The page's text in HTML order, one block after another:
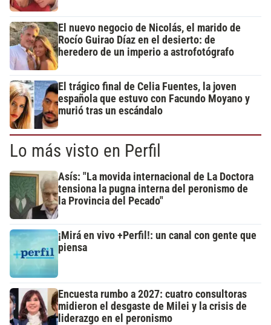
El nuevo negocio de Nicolás, el marido de
Rocío Guirao Díaz en el desierto: de
heredero de un imperio a astrofotógrafo
El trágico final de Celia Fuentes, la joven
española que estuvo con Facundo Moyano y
murió tras un escándalo
Lo más visto en Perfil
Asís: "La movida internacional de La Doctora
tensiona la pugna interna del peronismo de
la Provincia del Pecado"
¡Mirá en vivo +Perfil!: un canal con gente que
piensa
Encuesta rumbo a 2027: cuatro consultoras
midieron el desgaste de Milei y la crisis de
liderazgo en el peronismo